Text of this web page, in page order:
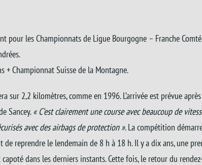
pour les Championnats de Ligue Bourgogne – Franche
+ Championnat Suisse de la Montagne.
sur 2,2 kilomètres, comme en 1996. L’arrivée est prévue
Sancey.« C’est clairement une course avec beaucoup de
avec des airbags de protection ». La compétition
de reprendre le lendemain de 8 h à 18 h. Il y a dix ans, une
capoté dans les derniers instants. Cette fois, le retour du